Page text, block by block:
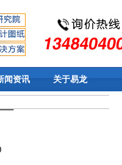
闻资讯 关于易龙
)